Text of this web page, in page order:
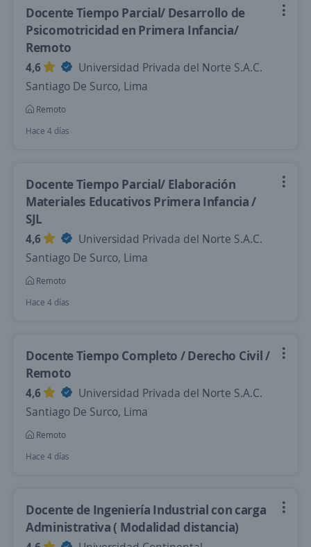
Docente Tiempo Parcial/ Desarrollo de
Psicomotricidad en Primera Infancia/
Remoto
4,6
Universidad Privada del Norte S.A.C.
Santiago De Surco, Lima
Remoto
Hace 4 días
Docente Tiempo Parcial/ Elaboración
Materiales Educativos Primera Infancia /
SJL
4,6
Universidad Privada del Norte S.A.C.
Santiago De Surco, Lima
Remoto
Hace 4 días
Docente Tiempo Completo / Derecho Civil /
Remoto
4,6
Universidad Privada del Norte S.A.C.
Santiago De Surco, Lima
Remoto
Hace 4 días
Docente de Ingeniería Industrial con carga
Administrativa ( Modalidad distancia)